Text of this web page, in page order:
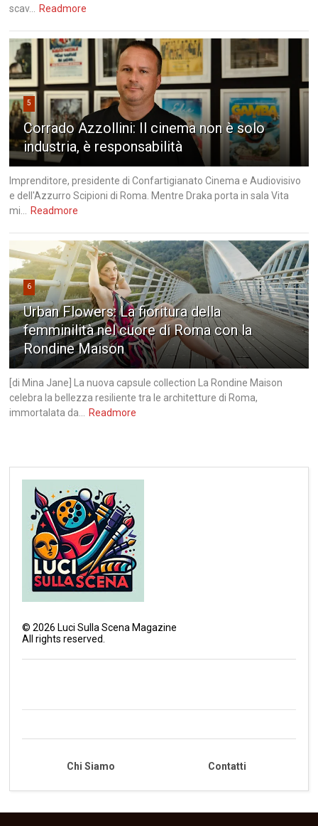
scav...
Readmore
5
Corrado Azzollini: Il cinema non è solo
industria, è responsabilità
Imprenditore, presidente di Confartigianato Cinema e Audiovisivo
e dell'Azzurro Scipioni di Roma. Mentre Draka porta in sala Vita
mi...
Readmore
6
Urban Flowers: La fioritura della
femminilità nel cuore di Roma con la
Rondine Maison
[di Mina Jane] La nuova capsule collection La Rondine Maison
celebra la bellezza resiliente tra le architetture di Roma,
immortalata da...
Readmore
©2026 Luci Sulla Scena Magazine
All rights reserved.
Chi Siamo Contatti